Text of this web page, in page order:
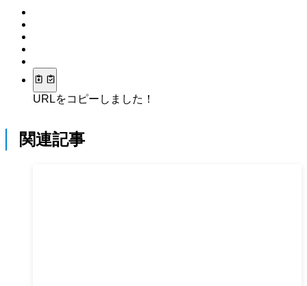
URLをコピーしました！
関連記事